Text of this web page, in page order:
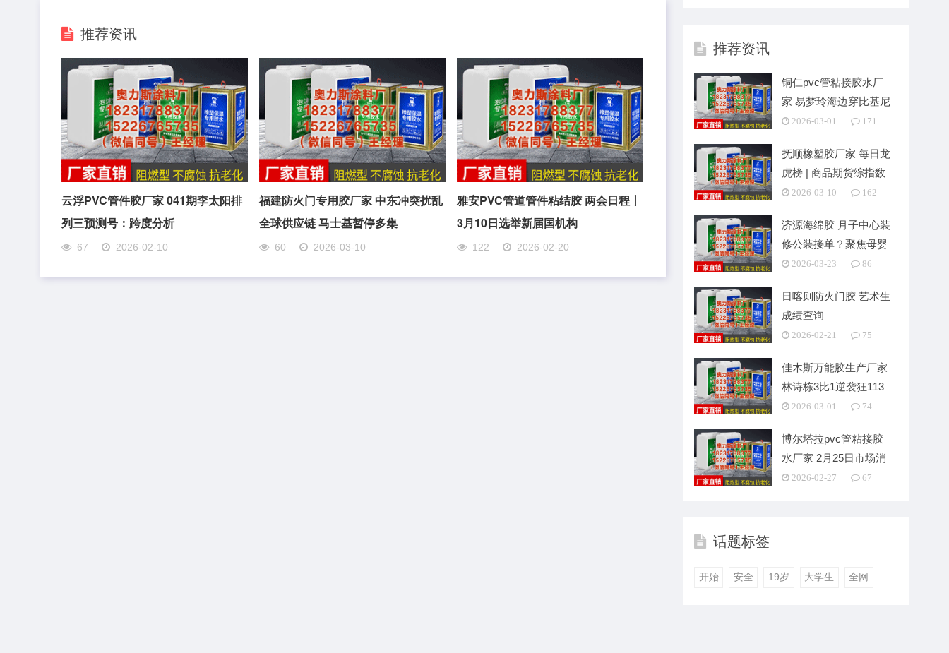
推荐资讯
云浮PVC管件胶厂家 041期李太阳排
列三预测号：跨度分析
67 2026-02-10
福建防火门专用胶厂家 中东冲突扰乱
全球供应链 马士基暂停多集
60 2026-03-10
雅安PVC管道管件粘结胶 两会日程丨
3月10日选举新届国机构
122 2026-02-20
推荐资讯
铜仁pvc管粘接胶水厂
家 易梦玲海边穿比基尼
身材火辣 披透视
2026-03-01 171
抚顺橡塑胶厂家 每日龙
虎榜 | 商品期货综指数
下跌1.53
2026-03-10 162
济源海绵胶 月子中心装
修公装接单？聚焦母婴
场景，
2026-03-23 86
日喀则防火门胶 艺术生
成绩查询
2026-02-21 75
佳木斯万能胶生产厂家
林诗栋3比1逆袭狂113
分，低谷中爆发
2026-03-01 74
博尔塔拉pvc管粘接胶
水厂家 2月25日市场消
息早报（周三）
2026-02-27 67
话题标签
开始 安全 19岁 大学生 全网